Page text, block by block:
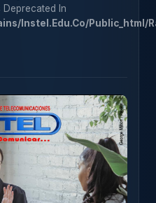
Deprecated In
instel.edu.co/public_html/